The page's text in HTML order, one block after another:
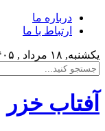
درباره ما
ارتباط با ما
یکشنبه, ۱۸ مرداد , ۱۴۰۵
آفتاب خزر